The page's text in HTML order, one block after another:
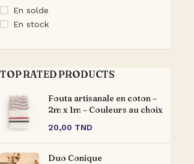
En solde
En stock
TOP RATED PRODUCTS
Fouta artisanale en coton –
2m x 1m – Couleurs au choix
20,00 TND
Duo Conique